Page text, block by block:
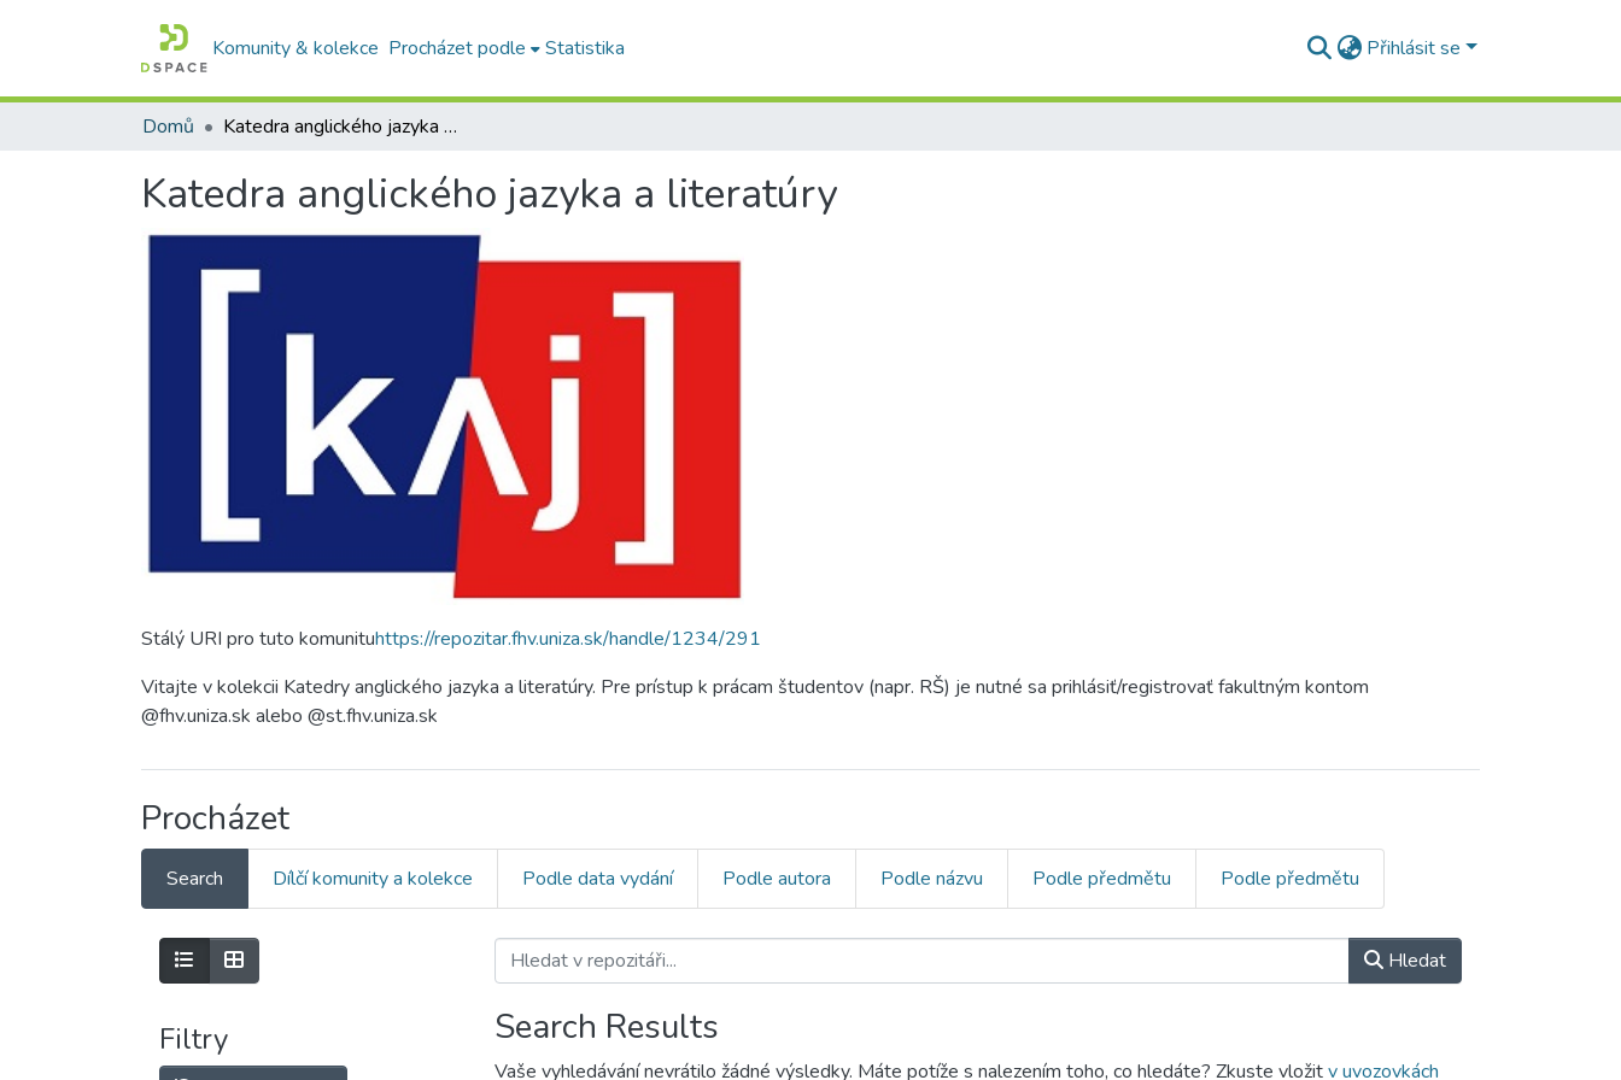
Komunity & kolekce Procházet podle Statistika Přihlásit se
Domů Katedra anglického jazyka a literatúry
Katedra anglického jazyka a literatúry
Stálý URI pro tuto komunituhttps://repozitar.fhv.uniza.sk/handle/1234/291
Vitajte v kolekcii Katedry anglického jazyka a literatúry. Pre prístup k prácam študentov (napr. RŠ) je nutné sa prihlásiť/registrovať fakultným kontom
@fhv.uniza.sk alebo @st.fhv.uniza.sk
Procházet
Search Dílčí komunity a kolekce Podle data vydání Podle autora Podle názvu Podle předmětu Podle předmětu
Filtry
Hledat
Search Results
Vaše vyhledávání nevrátilo žádné výsledky. Máte potíže s nalezením toho, co hledáte? Zkuste vložitv uvozovkách